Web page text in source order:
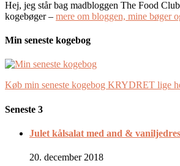
Hej, jeg står bag madbloggen The Food
kogebøger – mere om bloggen, mine bøger
Min seneste kogebog
Køb min seneste kogebog KRYDRET lige
Seneste 3
Julet kålsalat med and &
20. december 2018